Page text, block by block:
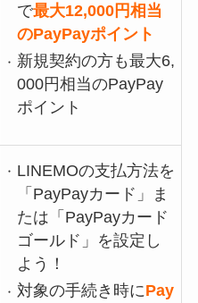
で最大12,000円相当
のPayPayポイント
新規契約の方も最大6,
000円相当のPayPay
ポイント
LINEMOの支払方法を
「PayPayカード」ま
たは「PayPayカード
ゴールド」を設定し
よう！
対象の手続き時にPay